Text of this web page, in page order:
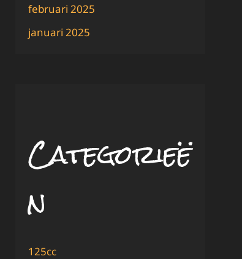
februari 2025
januari 2025
Categorieë
n
125cc